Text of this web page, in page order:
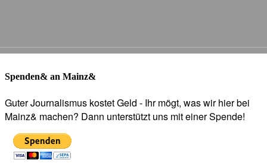
Spenden& an Mainz&
Guter Journalismus kostet Geld - Ihr mögt, was wir hier bei
Mainz& machen? Dann unterstützt uns mit einer Spende!